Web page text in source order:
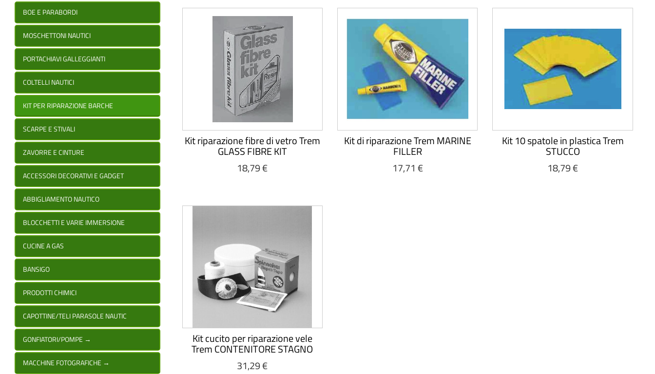
BOE E PARABORDI
MOSCHETTONI NAUTICI
PORTACHIAVI GALLEGGIANTI
COLTELLI NAUTICI
KIT PER RIPARAZIONE BARCHE
SCARPE E STIVALI
ZAVORRE E CINTURE
ACCESSORI DECORATIVI E GADGET
ABBIGLIAMENTO NAUTICO
BLOCCHETTI E VARIE IMMERSIONE
CUCINE A GAS
BANSIGO
PRODOTTI CHIMICI
CAPOTTINE/TELI PARASOLE NAUTIC
GONFIATORI/POMPE →
MACCHINE FOTOGRAFICHE →
Kit riparazione fibre di vetro Trem
GLASS FIBRE KIT
18,79 €
Kit di riparazione Trem MARINE
FILLER
17,71 €
Kit 10 spatole in plastica Trem
STUCCO
18,79 €
Kit cucito per riparazione vele
Trem CONTENITORE STAGNO
31,29 €